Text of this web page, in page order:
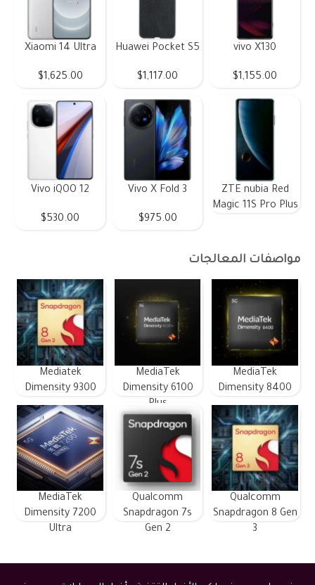
vivo X130
$1,155.00
Huawei Pocket S5
$1,117.00
Xiaomi 14 Ultra
$1,625.00
ZTE nubia Red
Magic 11S Pro Plus
Vivo X Fold 3
$975.00
Vivo iQOO 12
$530.00
مواصفات المعالجات
MediaTek
Dimensity 8400
MediaTek
Dimensity 6100
Plus
Mediatek
Dimensity 9300
Qualcomm
Snapdragon 8 Gen
3
Qualcomm
Snapdragon 7s
Gen 2
MediaTek
Dimensity 7200
Ultra